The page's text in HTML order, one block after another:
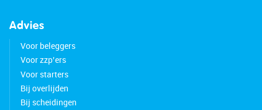
Advies
Voor beleggers
Voor zzp’ers
Voor starters
Bij overlijden
Bij scheidingen